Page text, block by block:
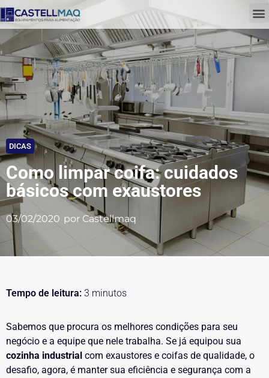
DICAS
Como limpar coifa: cuidados
básicos com exaustores
03/02/2020 por Castellmaq
Tempo de leitura: 3 minutos
Sabemos que procura os melhores condições para seu
negócio e a equipe que nele trabalha. Se já equipou sua
cozinha industrial com exaustores e coifas de qualidade, o
desafio, agora, é manter sua eficiência e segurança com a